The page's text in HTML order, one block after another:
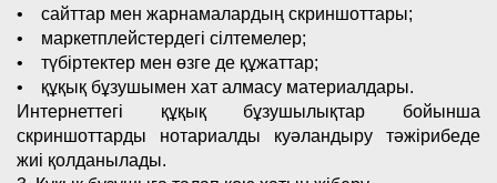
• сайттар мен жарнамалардың скриншоттары;
• маркетплейстердегі сілтемелер;
• түбіртектер мен өзге де құжаттар;
• құқық бұзушымен хат алмасу материалдары.
Интернеттегі құқық бұзушылықтар бойынша
скриншоттарды нотариалды куәландыру тәжірибеде
жиі қолданылады.